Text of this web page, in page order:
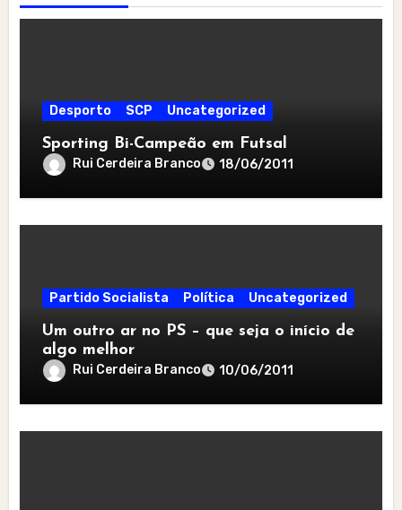
Desporto SCP Uncategorized
Sporting Bi-Campeão em Futsal
Rui Cerdeira Branco 18/06/2011
Partido Socialista Política Uncategorized
Um outro ar no PS – que seja o início de
algo melhor
Rui Cerdeira Branco 10/06/2011